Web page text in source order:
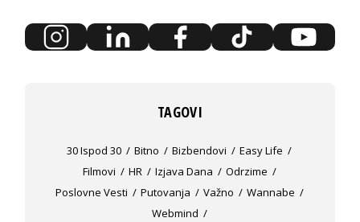
TAGOVI
30 Ispod 30 Bitno Bizbendovi
Easy Life
Filmovi
HR Izjava Dana
Odrzime
Poslovne Vesti
Putovanja Važno
Wannabe
Webmind